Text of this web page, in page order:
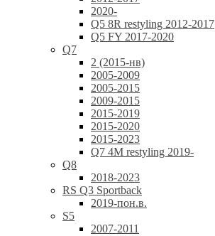
2020-
Q5 8R restyling 2012-2017
Q5 FY 2017-2020
Q7
2 (2015-нв)
2005-2009
2005-2015
2009-2015
2015-2019
2015-2020
2015-2023
Q7 4M restyling 2019-
Q8
2018-2023
RS Q3 Sportback
2019-пон.в.
S5
2007-2011